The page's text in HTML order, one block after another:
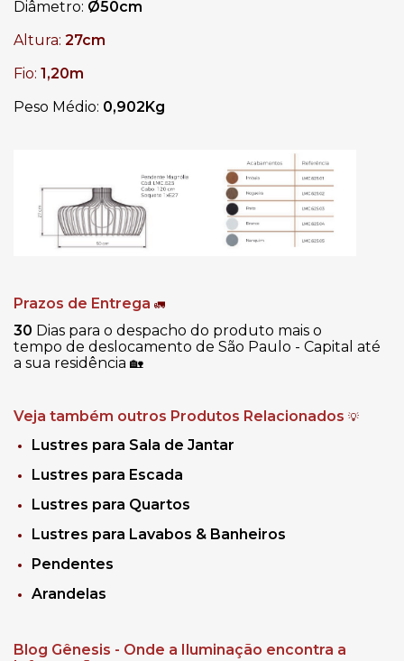
Diâmetro: Ø50cm
Altura: 27cm
Fio: 1,20m
Peso Médio: 0,902Kg
Prazos de Entrega 🚛
30 Dias para o despacho do produto mais o
tempo de deslocamento de São Paulo - Capital até
a sua residência 🏡
Veja também outros Produtos Relacionados 💡
Lustres para Sala de Jantar
Lustres para Escada
Lustres para Quartos
Lustres para Lavabos & Banheiros
Pendentes
Arandelas
Blog Gênesis - Onde a Iluminação encontra a